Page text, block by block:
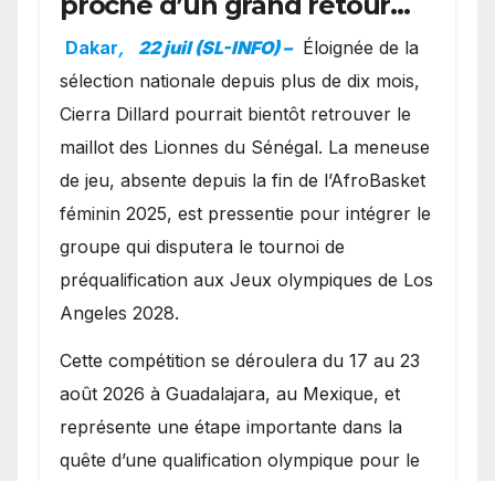
avec les Lionnes ?
Dakar, 22 juil (SL-INFO) – Éloignée de la
sélection nationale depuis plus de dix mois,
Cierra Dillard pourrait bientôt retrouver le
maillot des Lionnes du Sénégal. La meneuse
de jeu, absente depuis la fin de l’AfroBasket
féminin 2025, est pressentie pour intégrer le
groupe qui disputera le tournoi de
préqualification aux Jeux olympiques de Los
Angeles 2028.
Cette compétition se déroulera du 17 au 23
août 2026 à Guadalajara, au Mexique, et
représente une étape importante dans la
quête d’une qualification olympique pour le